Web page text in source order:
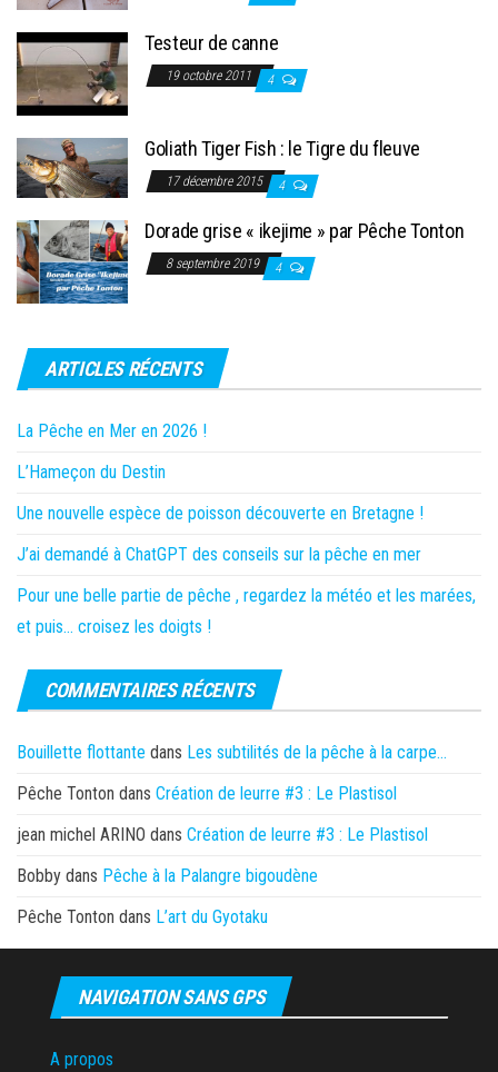
Testeur de canne
19 octobre 2011 4
Goliath Tiger Fish : le Tigre du fleuve
17 décembre 2015 4
Dorade grise « ikejime » par Pêche Tonton
8 septembre 2019 4
ARTICLES RÉCENTS
La Pêche en Mer en 2026 !
L’Hameçon du Destin
Une nouvelle espèce de poisson découverte en Bretagne !
J’ai demandé à ChatGPT des conseils sur la pêche en mer
Pour une belle partie de pêche , regardez la météo et les marées,
et puis… croisez les doigts !
COMMENTAIRES RÉCENTS
Bouillette flottante dans Les subtilités de la pêche à la carpe…
Pêche Tonton dans Création de leurre #3 : Le Plastisol
jean michel ARINO dans Création de leurre #3 : Le Plastisol
Bobby dans Pêche à la Palangre bigoudène
Pêche Tonton dans L’art du Gyotaku
NAVIGATION SANS GPS
A propos